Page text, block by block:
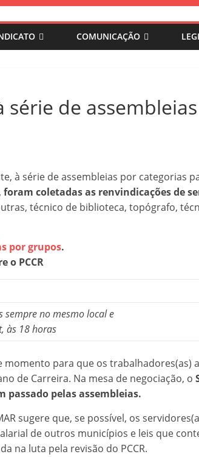
COMUNICAÇÃO
série de
à série de assembleias por categorias
foram coletadas as renvindicações de
técnico de biblioteca, topógrafo,
por grupos.
o PCCR
sempre no mesmo local e
às 18 horas
momento para que os trabalhadores(as)
de Carreira. Na mesa de negociação, o
pelas assembleias.
sugere que, se possível, os
de outros municípios e leis que
na luta pela revisão do PCCR.